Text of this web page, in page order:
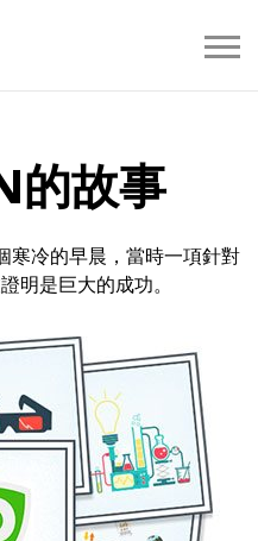
的故事
寒冷的早晨，當時一項針對
明是巨大的成功。